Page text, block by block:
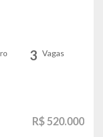
3 Vagas
R$ 520.000